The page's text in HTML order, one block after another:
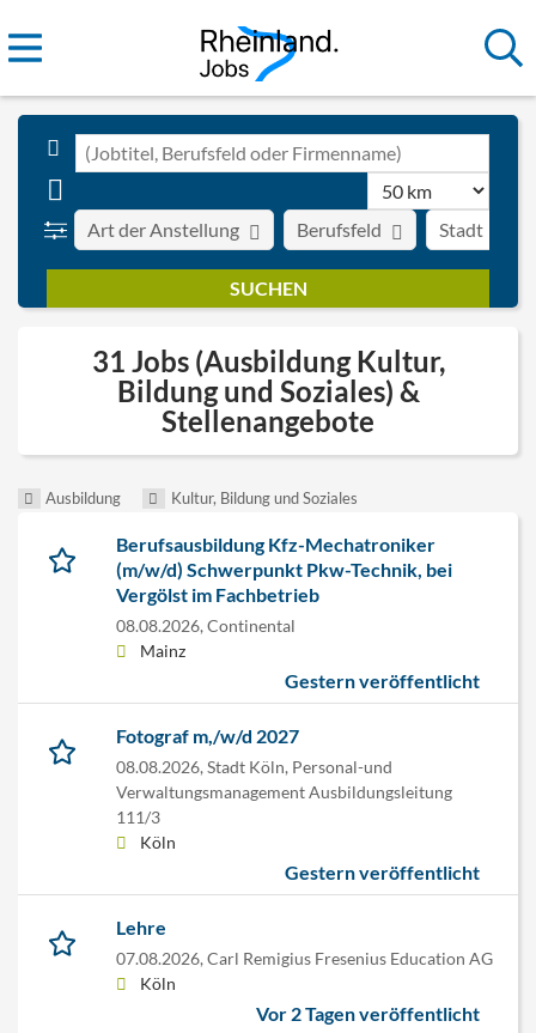
Stadt
Art der Anstellung Berufsfeld
31 Jobs (Ausbildung Kultur,
Bildung und Soziales) &
Stellenangebote
Ausbildung Kultur, Bildung und Soziales
Berufsausbildung Kfz-Mechatroniker
(m/w/d) Schwerpunkt Pkw-Technik, bei
Vergölst im Fachbetrieb
08.08.2026, Continental
Mainz
Gestern veröffentlicht
Fotograf m,/w/d 2027
08.08.2026, Stadt Köln, Personal-und
Verwaltungsmanagement Ausbildungsleitung
111/3
Köln
Gestern veröffentlicht
Lehre
07.08.2026, Carl Remigius Fresenius Education AG
Köln
Vor 2 Tagen veröffentlicht